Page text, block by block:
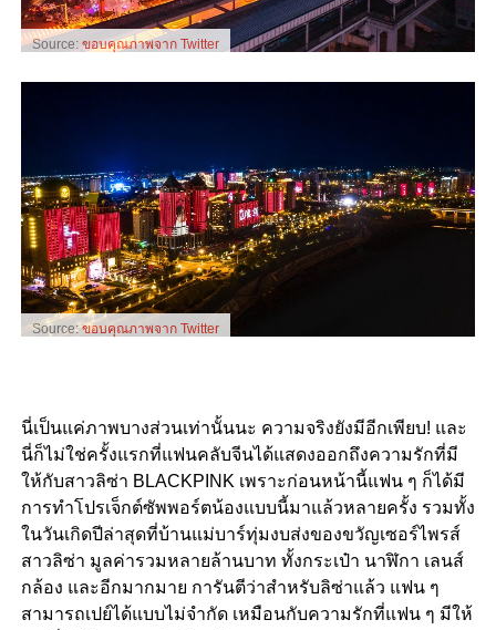
Source: ขอบคุณภาพจาก Twitter
Source:ขอบคุณภาพจาก Twitter
นี่เป็นแค่ภาพบางส่วนเท่านั้นนะ ความจริงยังมีอีกเพียบ! และ
นี่ก็ไม่ใช่ครั้งแรกที่แฟนคลับจีนได้แสดงออกถึงความรักที่มี
ให้กับสาวลิซ่า BLACKPINK เพราะก่อนหน้านี้แฟน ๆ ก็ได้มี
การทำโปรเจ็กต์ซัพพอร์ตน้องแบบนี้มาแล้วหลายครั้ง รวมทั้ง
ในวันเกิดปีล่าสุดที่บ้านแม่บาร์ทุ่มงบส่งของขวัญเซอร์ไพรส์
สาวลิซ่า มูลค่ารวมหลายล้านบาท ทั้งกระเป๋า นาฬิกา เลนส์
กล้อง และอีกมากมาย การันตีว่าสำหรับลิซ่าแล้ว แฟน ๆ
สามารถเปย์ได้แบบไม่จำกัด เหมือนกับความรักที่แฟน ๆ มีให้